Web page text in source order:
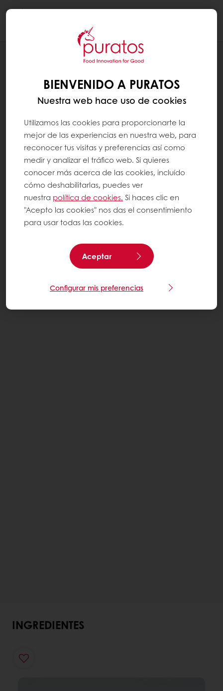
INGREDIENTES
BIENVENIDO A PURATOS
Nuestra web hace uso de cookies
Utilizamos las cookies para proporcionarte la
mejor de las experiencias en nuestra web, para
reconocer tus visitas y preferencias así como
medir y analizar el tráfico web. Si quieres
conocer más acerca de las cookies, incluído
cómo deshabilitarlas, puedes ver
nuestra política de cookies. Si haces clic en
"Acepto las cookies" nos das el consentimiento
para usar todas las cookies.
Aceptar
Configurar mis preferencias